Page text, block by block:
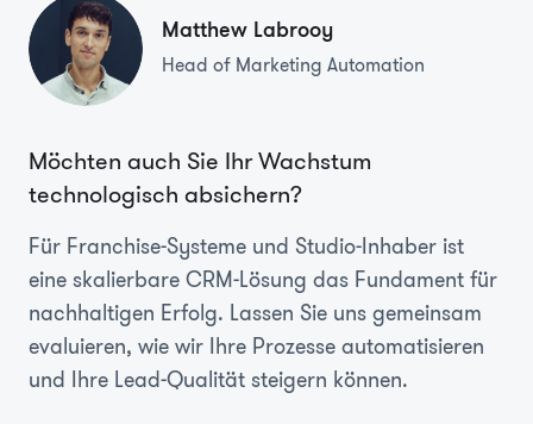
Matthew Labrooy
Head of Marketing Automation
Möchten auch Sie Ihr Wachstum
technologisch absichern?
Für Franchise-Systeme und Studio-Inhaber ist
eine skalierbare CRM-Lösung das Fundament für
nachhaltigen Erfolg. Lassen Sie uns gemeinsam
evaluieren, wie wir Ihre Prozesse automatisieren
und Ihre Lead-Qualität steigern können.